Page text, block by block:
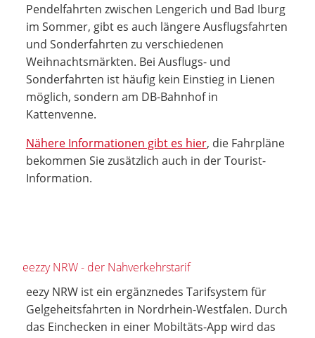
Pendelfahrten zwischen Lengerich und Bad Iburg
im Sommer, gibt es auch längere Ausflugsfahrten
und Sonderfahrten zu verschiedenen
Weihnachtsmärkten. Bei Ausflugs- und
Sonderfahrten ist häufig kein Einstieg in Lienen
möglich, sondern am DB-Bahnhof in
Kattenvenne.
Nähere Informationen gibt es hier, die Fahrpläne
bekommen Sie zusätzlich auch in der Tourist-
Information.
eezzy NRW - der Nahverkehrstarif
eezy NRW ist ein ergänznedes Tarifsystem für
Gelgeheitsfahrten in Nordrhein-Westfalen. Durch
das Einchecken in einer Mobiltäts-App wird das